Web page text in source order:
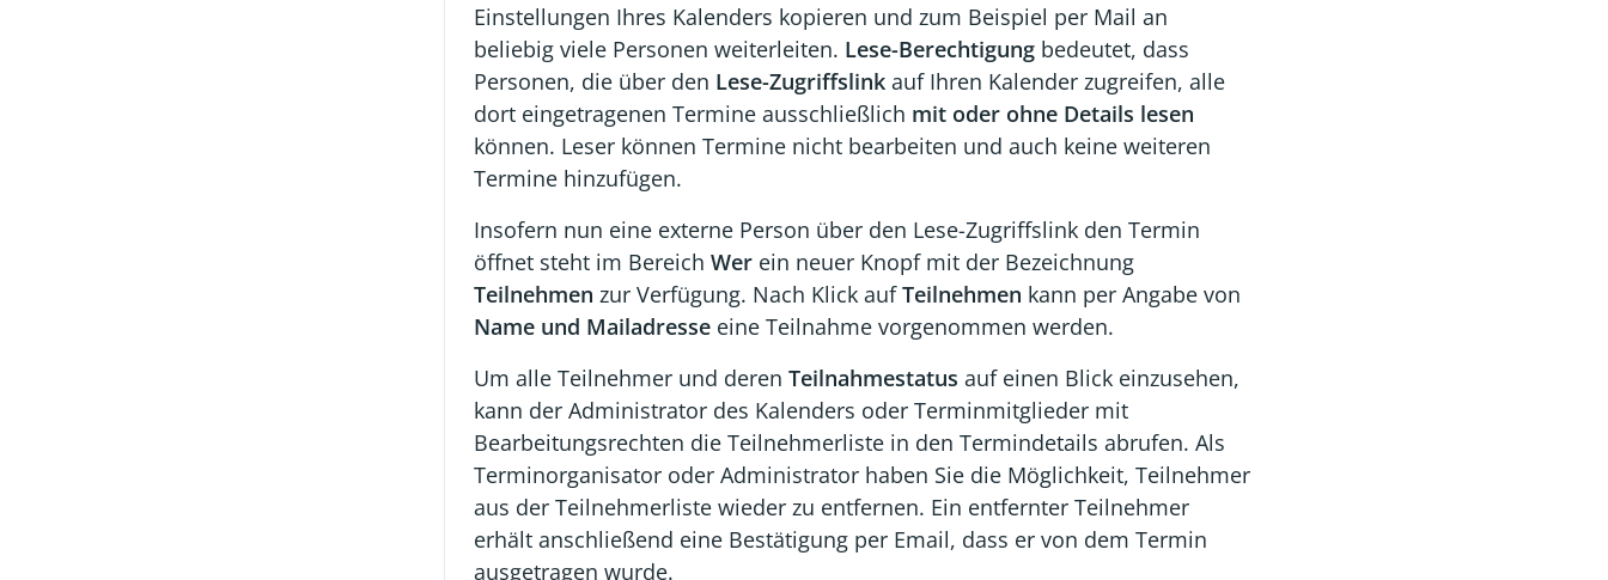
Einstellungen Ihres Kalenders kopieren und zum Beispiel per Mail an
beliebig viele Personen weiterleiten. Lese-Berechtigung bedeutet, dass
Personen, die über den Lese-Zugriffslink auf Ihren Kalender zugreifen, alle
dort eingetragenen Termine ausschließlich mit oder ohne Details lesen
können. Leser können Termine nicht bearbeiten und auch keine weiteren
Termine hinzufügen.
Insofern nun eine externe Person über den Lese-Zugriffslink den Termin
öffnet steht im Bereich Wer ein neuer Knopf mit der Bezeichnung
Teilnehmen zur Verfügung. Nach Klick aufTeilnehmen kann per Angabe von
Name und Mailadresse eine Teilnahme vorgenommen werden.
Um alle Teilnehmer und deren Teilnahmestatus auf einen Blick einzusehen,
kann der Administrator des Kalenders oder Terminmitglieder mit
Bearbeitungsrechten die Teilnehmerliste in den Termindetails abrufen. Als
Terminorganisator oder Administrator haben Sie die Möglichkeit, Teilnehmer
aus der Teilnehmerliste wieder zu entfernen. Ein entfernter Teilnehmer
erhält anschließend eine Bestätigung per Email, dass er von dem Termin
ausgetragen wurde.